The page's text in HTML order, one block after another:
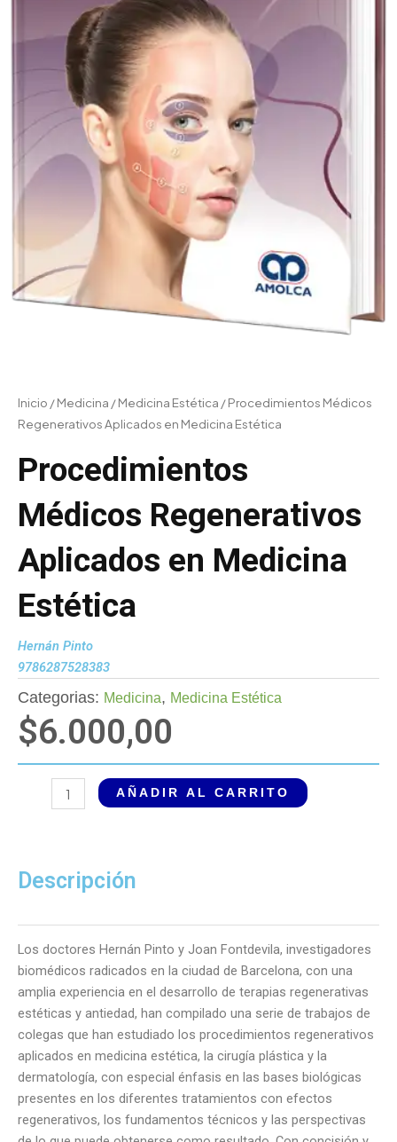
Inicio /Medicina /Medicina Estética / Procedimientos Médicos
Regenerativos Aplicados en Medicina Estética
Procedimientos
Médicos Regenerativos
Aplicados en Medicina
Estética
Hernán Pinto
9786287528383
Categorias: Medicina, Medicina Estética
$6.000,00
Procedimientos
Médicos
en
AÑADIR AL CARRITO
Descripción
Los doctores Hernán Pinto y Joan Fontdevila, investigadores
biomédicos radicados en la ciudad de Barcelona, con una
amplia experiencia en el desarrollo de terapias regenerativas
estéticas y antiedad, han compilado una serie de trabajos de
colegas que han estudiado los procedimientos regenerativos
aplicados en medicina estética, la cirugía plástica y la
dermatología, con especial énfasis en las bases biológicas
presentes en los diferentes tratamientos con efectos
regenerativos, los fundamentos técnicos y las perspectivas